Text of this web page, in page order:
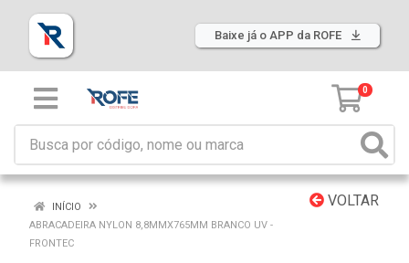
Baixe já o APP da ROFE
0
VOLTAR
INÍCIO
ABRACADEIRA NYLON 8,8MMX765MM BRANCO UV -
FRONTEC